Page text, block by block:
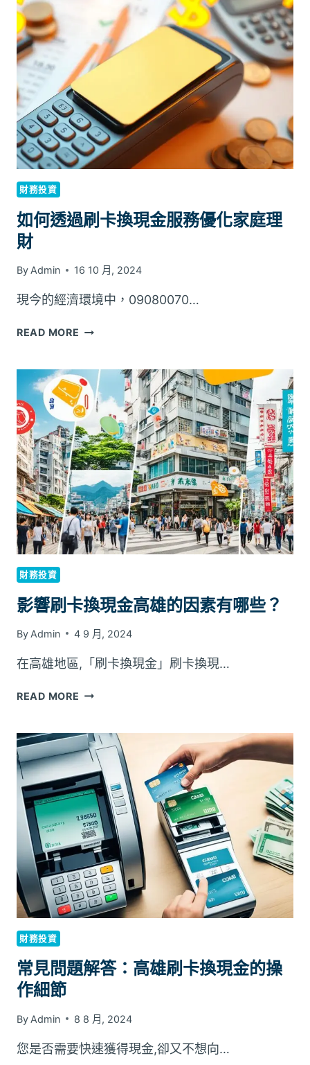
求:
刷
換
現
金
的
五
勢
財務投資
如何透過刷卡換現金服務優化家庭理
財
By Admin 16 10 月, 2024
現今的經濟環境中，09080070…
READ MORE 如
過
刷
卡
換
現
金
服
務
優
化
家
庭
財務投資
影響刷卡換現金高雄的因素有哪些？
By Admin 4 9 月, 2024
在高雄地區,「刷卡換現金」刷卡換現…
READ MORE 影
卡
換
現
金
高
雄
的
因
素
有
哪
些？
財務投資
常見問題解答：高雄刷卡換現金的操
作細節
By Admin 8 8 月, 2024
您是否需要快速獲得現金,卻又不想向…